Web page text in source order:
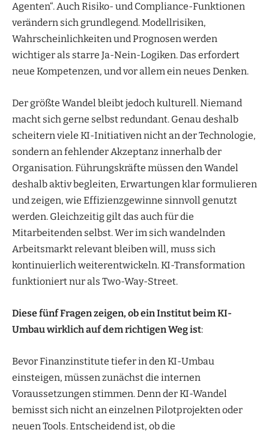
Agenten“. Auch Risiko- und Compliance-Funktionen
verändern sich grundlegend. Modellrisiken,
Wahrscheinlichkeiten und Prognosen werden
wichtiger als starre Ja-Nein-Logiken. Das erfordert
neue Kompetenzen, und vor allem ein neues Denken.
Der größte Wandel bleibt jedoch kulturell. Niemand
macht sich gerne selbst redundant. Genau deshalb
scheitern viele KI-Initiativen nicht an der Technologie,
sondern an fehlender Akzeptanz innerhalb der
Organisation. Führungskräfte müssen den Wandel
deshalb aktiv begleiten, Erwartungen klar formulieren
und zeigen, wie Effizienzgewinne sinnvoll genutzt
werden. Gleichzeitig gilt das auch für die
Mitarbeitenden selbst. Wer im sich wandelnden
Arbeitsmarkt relevant bleiben will, muss sich
kontinuierlich weiterentwickeln. KI-Transformation
funktioniert nur als Two-Way-Street.
Diese fünf Fragen zeigen, ob ein Institut beim KI-
Umbau wirklich auf dem richtigen Weg ist:
Bevor Finanzinstitute tiefer in den KI-Umbau
einsteigen, müssen zunächst die internen
Voraussetzungen stimmen. Denn der KI-Wandel
bemisst sich nicht an einzelnen Pilotprojekten oder
neuen Tools. Entscheidend ist, ob die